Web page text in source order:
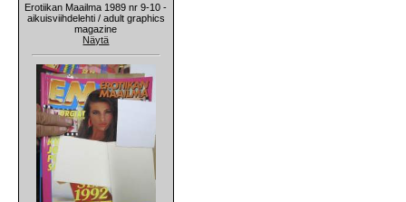
Erotiikan Maailma 1989 nr 9-10 -
aikuisviihdelehti / adult graphics
magazine
Näytä